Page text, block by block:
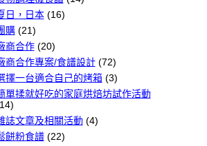
日，日本 (16)
購 (21)
商合作 (20)
商合作專案/食譜設計 (72)
擇一台適合自己的烤箱 (3)
單揉就好吃的家庭烘焙坊試作活動
誌文章及相關活動 (4)
餅粉食譜 (22)